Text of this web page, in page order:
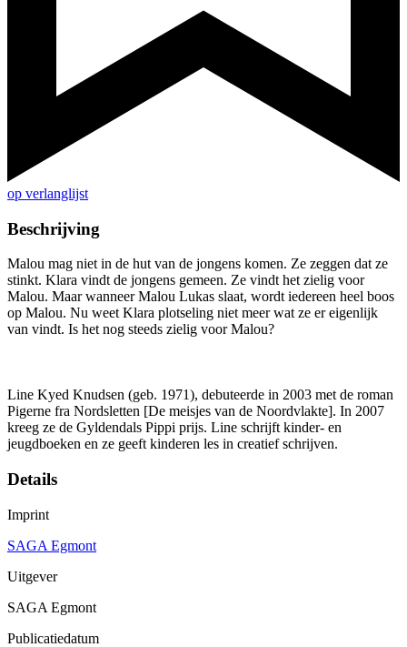
op verlanglijst
Beschrijving
Malou mag niet in de hut van de jongens komen. Ze zeggen dat ze
stinkt. Klara vindt de jongens gemeen. Ze vindt het zielig voor
Malou. Maar wanneer Malou Lukas slaat, wordt iedereen heel boos
op Malou. Nu weet Klara plotseling niet meer wat ze er eigenlijk
van vindt. Is het nog steeds zielig voor Malou?
Line Kyed Knudsen (geb. 1971), debuteerde in 2003 met de roman
Pigerne fra Nordsletten [De meisjes van de Noordvlakte]. In 2007
kreeg ze de Gyldendals Pippi prijs. Line schrijft kinder- en
jeugdboeken en ze geeft kinderen les in creatief schrijven.
Details
Imprint
SAGA Egmont
Uitgever
SAGA Egmont
Publicatiedatum